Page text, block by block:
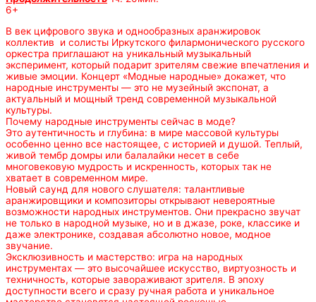
6+
В век цифрового звука и однообразных аранжировок
коллектив и солисты Иркутского филармонического русского
оркестра приглашают на уникальный музыкальный
эксперимент, который подарит зрителям свежие впечатления и
живые эмоции. Концерт «Модные народные» докажет, что
народные инструменты — это не музейный экспонат, а
актуальный и мощный тренд современной музыкальной
культуры.
Почему народные инструменты сейчас в моде?
Это аутентичность и глубина: в мире массовой культуры
особенно ценно все настоящее, с историей и душой. Теплый,
живой тембр домры или балалайки несет в себе
многовековую мудрость и искренность, которых так не
хватает в современном мире.
Новый саунд для нового слушателя: талантливые
аранжировщики и композиторы открывают невероятные
возможности народных инструментов. Они прекрасно звучат
не только в народной музыке, но и в джазе, роке, классике и
даже электронике, создавая абсолютно новое, модное
звучание.
Эксклюзивность и мастерство: игра на народных
инструментах — это высочайшее искусство, виртуозность и
техничность, которые завораживают зрителя. В эпоху
доступности всего и сразу ручная работа и уникальное